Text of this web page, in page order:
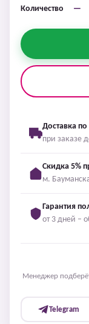
Количество −
Доставка
при заказе
Скидка 5%
м.
Гарантия
от 3 дней –
Менеджер
Telegram